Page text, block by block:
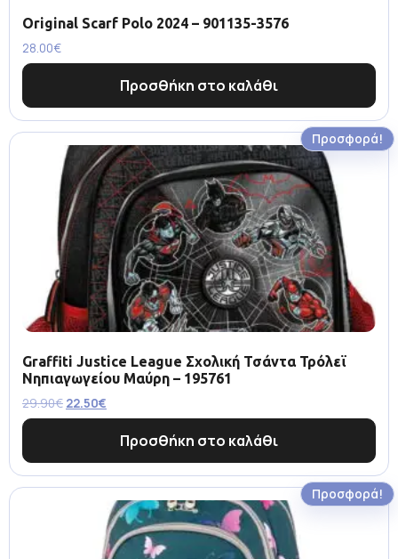
Original Scarf Polo 2024 – 901135-3576
28.00€
Προσθήκη στο καλάθι
Προσφορά!
Graffiti Justice League Σχολική Τσάντα Τρόλεϊ
Νηπιαγωγείου Μαύρη – 195761
29.90€ 22.50€
Προσθήκη στο καλάθι
Προσφορά!